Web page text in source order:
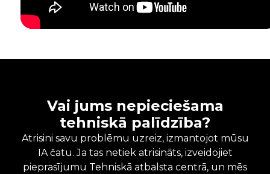
Vai jums nepieciešama
tehniskā palīdzība?
Atrisini savu problēmu uzreiz, izmantojot mūsu
IA čatu. Ja tas netiek atrisināts, izveidojiet
pieprasījumu Tehniskā atbalsta centrā, un mēs